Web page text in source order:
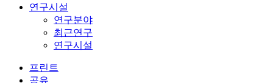
연구시설
연구분야
최근연구
연구시설
프린트
공유